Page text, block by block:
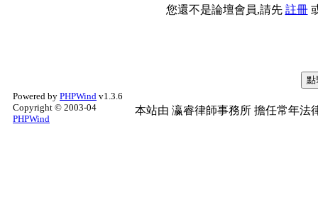
您還不是論壇會員,請先 註冊
Powered by PHPWind v1.3.6
Copyright © 2003-04
PHPWind
本站由 瀛睿律師事務所 擔任常年法